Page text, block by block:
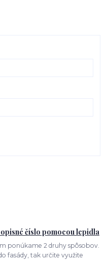
číslo pomocou lepidla
ponúkame 2 druhy spôsobov.
fasády, tak určite využite